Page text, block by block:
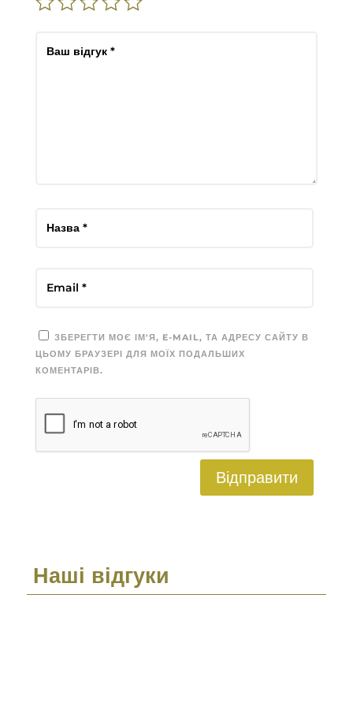
ЗБЕРЕГТИ МОЄ ІМ'Я, E-MAIL, ТА АДРЕСУ САЙТУ В
ЦЬОМУ БРАУЗЕРІ ДЛЯ МОЇХ ПОДАЛЬШИХ
КОМЕНТАРІВ.
Відправити
Наші відгуки